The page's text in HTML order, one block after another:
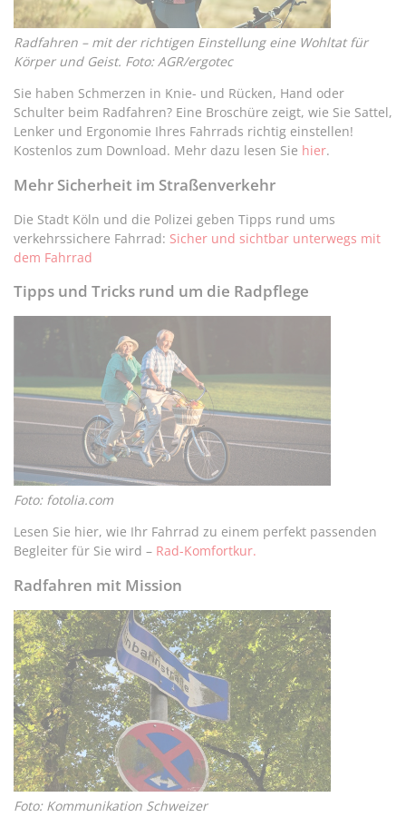
Radfahren – mit der richtigen Einstellung eine Wohltat für
Körper und Geist. Foto: AGR/ergotec
Sie haben Schmerzen in Knie- und Rücken, Hand oder
Schulter beim Radfahren? Eine Broschüre zeigt, wie Sie Sattel,
Lenker und Ergonomie Ihres Fahrrads richtig einstellen!
Kostenlos zum Download. Mehr dazu lesen Sie hier.
Mehr Sicherheit im Straßenverkehr
Die Stadt Köln und die Polizei geben Tipps rund ums
verkehrssichere Fahrrad: Sicher und sichtbar unterwegs mit
dem Fahrrad
Tipps und Tricks rund um die Radpflege
Foto: fotolia.com
Lesen Sie hier, wie Ihr Fahrrad zu einem perfekt passenden
Begleiter für Sie wird – Rad-Komfortkur.
Radfahren mit Mission
Foto: Kommunikation Schweizer